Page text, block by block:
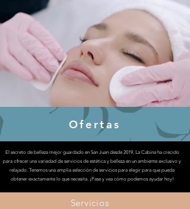
El secreto de belleza mejor guardado en San Juan desde 2019, La Cabina ha crecido
para ofrecer una variedad de servicios de estética y belleza en un ambiente exclusivo y
relajado. Tenemos una amplia selección de servicios para elegir para que pueda
obtener exactamente lo que necesita. ¡Pase y vea cómo podemos ayudar hoy!
Ofertas
Servicios